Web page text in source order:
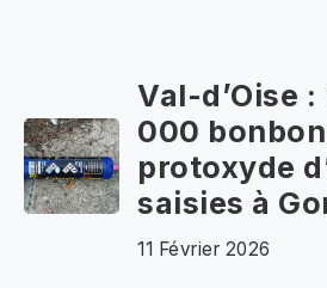
Val-d’Oise
000
protoxyde
saisies à
11 Février 2026